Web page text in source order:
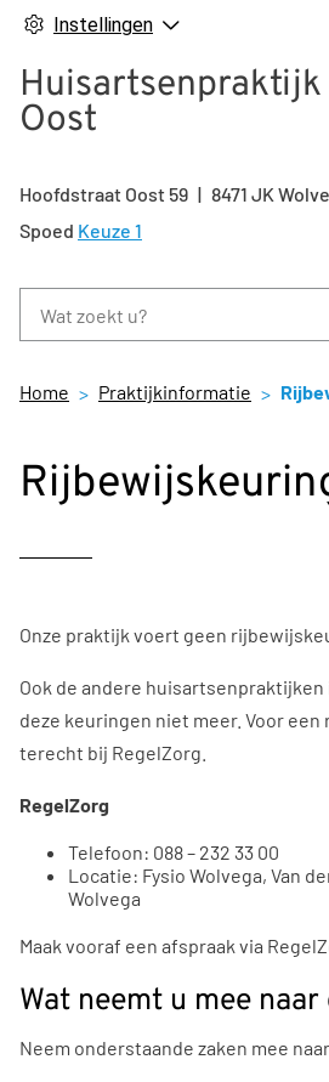
Instellingen
Huisartsenpraktijk
Oost
Hoofdstraat Oost 59 8471 JK
Spoed Keuze 1
Home Praktijkinformatie
Onze praktijk voert geen
Ook de andere huisartsenpraktijken
deze keuringen niet meer. Voor
terecht bij RegelZorg.
RegelZorg
Telefoon: 088 – 232 33 00
Locatie: Fysio Wolvega, Van
Wolvega
Maak vooraf een afspraak via
Wat neemt u mee
Neem onderstaande zaken mee